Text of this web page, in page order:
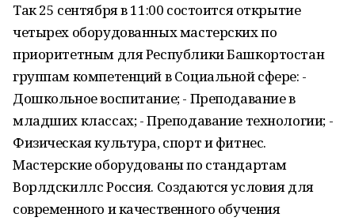
Так 25 сентября в 11:00 состоится открытие
четырех оборудованных мастерских по
приоритетным для Республики Башкортостан
группам компетенций в Социальной сфере: -
Дошкольное воспитание; - Преподавание в
младших классах; - Преподавание технологии; -
Физическая культура, спорт и фитнес.
Мастерские оборудованы по стандартам
Ворлдскиллс Россия. Создаются условия для
современного и качественного обучения